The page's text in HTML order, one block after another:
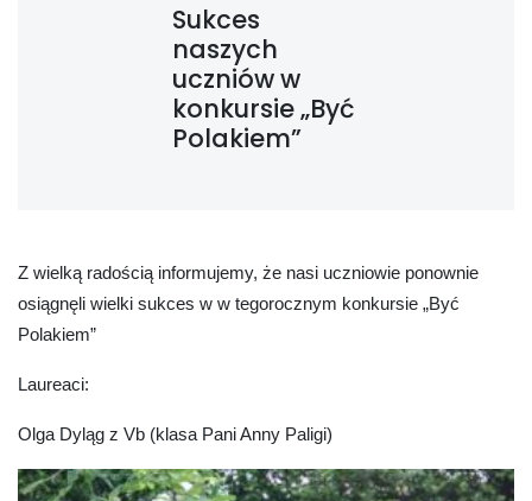
Sukces
naszych
uczniów w
konkursie „Być
Polakiem”
Z wielką radością informujemy, że nasi uczniowie ponownie
osiągnęli wielki sukces w w tegorocznym konkursie „Być
Polakiem”
Laureaci:
Olga Dyląg z Vb (klasa Pani Anny Paligi)